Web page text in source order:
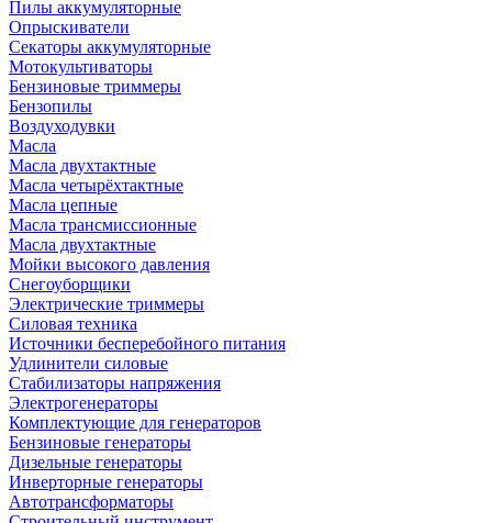
Пилы аккумуляторные
Опрыскиватели
Секаторы аккумуляторные
Мотокультиваторы
Бензиновые триммеры
Бензопилы
Воздуходувки
Масла
Масла двухтактные
Масла четырёхтактные
Масла цепные
Масла трансмиссионные
Масла двухтактные
Мойки высокого давления
Снегоуборщики
Электрические триммеры
Силовая техника
Источники бесперебойного питания
Удлинители силовые
Стабилизаторы напряжения
Электрогенераторы
Комплектующие для генераторов
Бензиновые генераторы
Дизельные генераторы
Инверторные генераторы
Автотрансформаторы